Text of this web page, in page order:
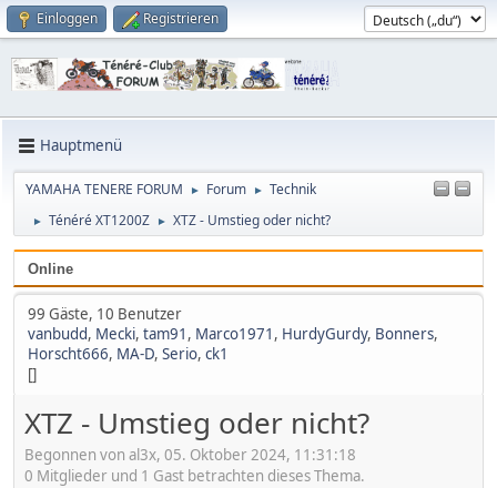
Einloggen Registrieren
Hauptmenü
YAMAHA TENERE FORUM ► Forum ► Technik
► Ténéré XT1200Z ► XTZ - Umstieg oder nicht?
Online
99 Gäste, 10 Benutzer
vanbudd, Mecki, tam91 , Marco1971 , HurdyGurdy, Bonners,
Horscht666, MA-D, Serio, ck1
[]
XTZ - Umstieg oder nicht?
Begonnen von al3x, 05. Oktober 2024, 11:31:18
0 Mitglieder und 1 Gast betrachten dieses Thema.